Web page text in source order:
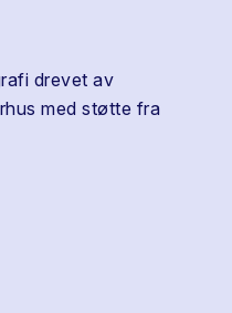
drevet av
med støtte fra